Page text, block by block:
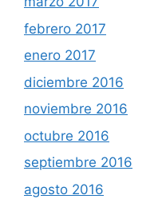
febrero 2017
enero 2017
diciembre 2016
noviembre 2016
octubre 2016
septiembre 2016
agosto 2016